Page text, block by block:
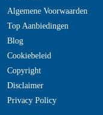
Algemene Voorwaarden
Top Aanbiedingen
Blog
Cookiebeleid
Copyright
Disclaimer
Privacy Policy